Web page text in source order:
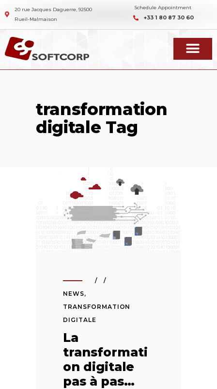
20 rue Jacques Daguerre, 92500
Rueil-Malmaison
Schedule Appointment
+33 1 80 87 30 60
transformation
digitale Tag
NEWS,
TRANSFORMATION
DIGITALE
La
transformati
on digitale
pas à pas…